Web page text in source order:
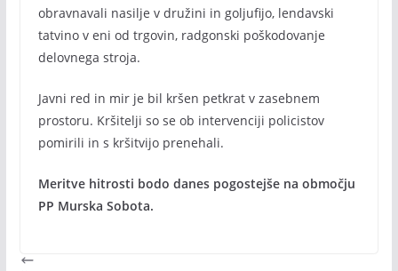
obravnavali nasilje v družini in goljufijo, lendavski
tatvino v eni od trgovin, radgonski poškodovanje
delovnega stroja.
Javni red in mir je bil kršen petkrat v zasebnem
prostoru. Kršitelji so se ob intervenciji policistov
pomirili in s kršitvijo prenehali.
Meritve hitrosti bodo danes pogostejše na območju
PP Murska Sobota.